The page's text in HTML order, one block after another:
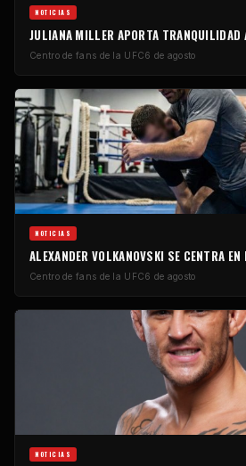
NOTICIAS
JULIANA MILLER APORTA TRANQUILIDAD
Centro de fans de la UFC6 de agosto
NOTICIAS
ALEXANDER VOLKANOVSKI SE CENTRA
Centro de fans de la UFC6 de agosto
NOTICIAS